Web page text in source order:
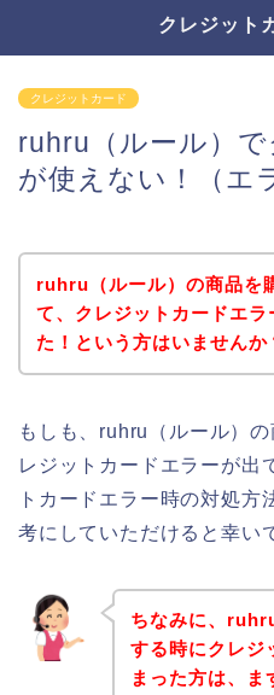
クレジット
クレジットカード
ruhru（ルール）
が使えない！（エ
ruhru（ルール）の商品を
て、クレジットカードエラ
た！という方はいませんか
もしも、ruhru（ルール）
レジットカードエラーが出
トカードエラー時の対処方
考にしていただけると幸い
ちなみに、
する時にクレジ
まった方は、